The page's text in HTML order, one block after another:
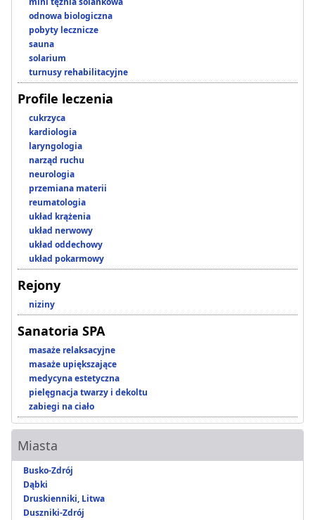
odnowa biologiczna
pobyty lecznicze
sauna
solarium
turnusy rehabilitacyjne
Profile leczenia
cukrzyca
kardiologia
laryngologia
narząd ruchu
neurologia
przemiana materii
reumatologia
układ krążenia
układ nerwowy
układ oddechowy
układ pokarmowy
Rejony
niziny
Sanatoria SPA
masaże relaksacyjne
masaże upiększające
medycyna estetyczna
pielęgnacja twarzy i dekoltu
zabiegi na ciało
Miasta
Busko-Zdrój
Dąbki
Druskienniki, Litwa
Duszniki-Zdrój